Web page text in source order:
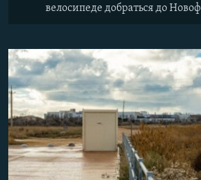
велосипеде добраться до